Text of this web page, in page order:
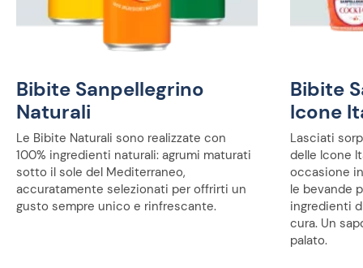
Bibite Sanpellegrino
Naturali
Le Bibite Naturali sono realizzate con
100% ingredienti naturali: agrumi maturati
sotto il sole del Mediterraneo,
accuratamente selezionati per offrirti un
gusto sempre unico e rinfrescante.
Bibite
Icone
Lasciati
delle Icone
occasione
le bevande
ingredienti
cura. Un
palato.